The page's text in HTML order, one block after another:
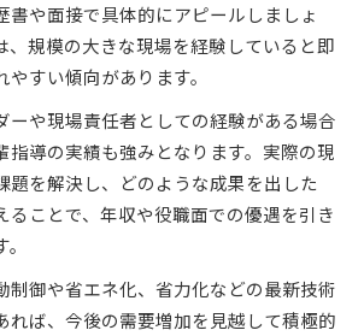
書や面接で具体的にアピールしましょ
、規模の大きな現場を経験していると即
すい傾向があります。
ーや現場責任者としての経験がある場合
指導の実績も強みとなります。実際の現
題を解決し、どのような成果を出した
ることで、年収や役職面での優遇を引き
制御や省エネ化、省力化などの最新技術
れば、今後の需要増加を見越して積極的